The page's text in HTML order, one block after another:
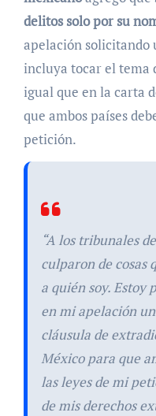
delitos solo por su
apelación solicitando
incluya tocar el tema
igual que en la carta
que ambos países
petición.
“A los tribunales
culparon de cosas
a quién soy. Estoy
en mi apelación
cláusula de
México para que
las leyes de mi
de mis derechos